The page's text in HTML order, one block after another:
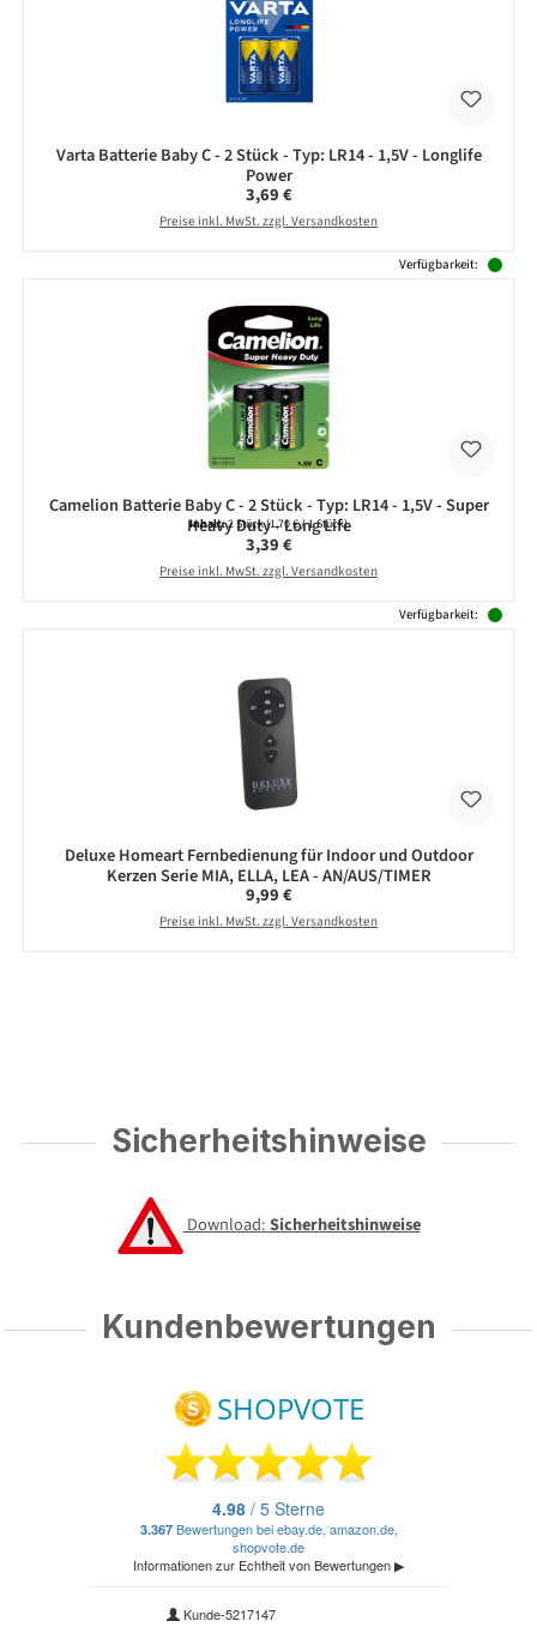
Varta Batterie Baby C - 2 Stück - Typ: LR14 - 1,5V - Longlife
Power
Regulärer Preis:
3,69 €
Preise inkl. MwSt. zzgl. Versandkosten
Verfügbarkeit:
Camelion Batterie Baby C - 2 Stück - Typ: LR14 - 1,5V - Super
Heavy Duty - Long Life
Inhalt:2 Stück(1,70 € / 1 Stück)
Regulärer Preis:
3,39 €
Preise inkl. MwSt. zzgl. Versandkosten
Verfügbarkeit:
Deluxe Homeart Fernbedienung für Indoor und Outdoor
Kerzen Serie MIA, ELLA, LEA - AN/AUS/TIMER
Regulärer Preis:
9,99 €
Preise inkl. MwSt. zzgl. Versandkosten
Sicherheitshinweise
Download:Sicherheitshinweise
Kundenbewertungen